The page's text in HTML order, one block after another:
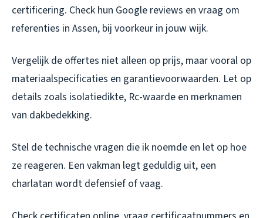
certificering. Check hun Google reviews en vraag om
referenties in Assen, bij voorkeur in jouw wijk.
Vergelijk de offertes niet alleen op prijs, maar vooral op
materiaalspecificaties en garantievoorwaarden. Let op
details zoals isolatiedikte, Rc-waarde en merknamen
van dakbedekking.
Stel de technische vragen die ik noemde en let op hoe
ze reageren. Een vakman legt geduldig uit, een
charlatan wordt defensief of vaag.